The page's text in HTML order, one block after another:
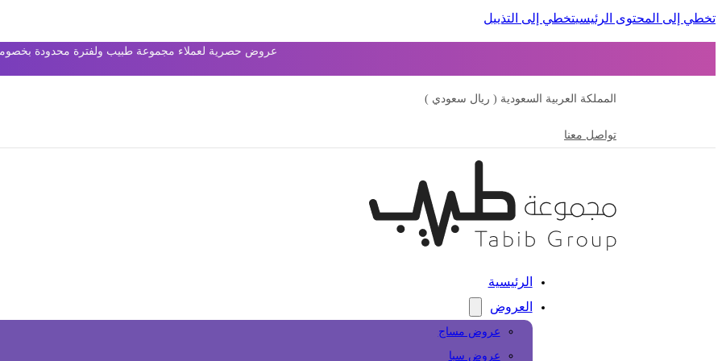
تخطي إلى المحتوى الرئيسيتخطي إلى التذييل
عروض حصرية لعملاء مجموعة طبيب ولفترة محدودة بخصومات
المملكة العربية السعودية ( ريال سعودي )
تواصل معنا
الرئيسية
العروض
عروض مساج
عروض سبا